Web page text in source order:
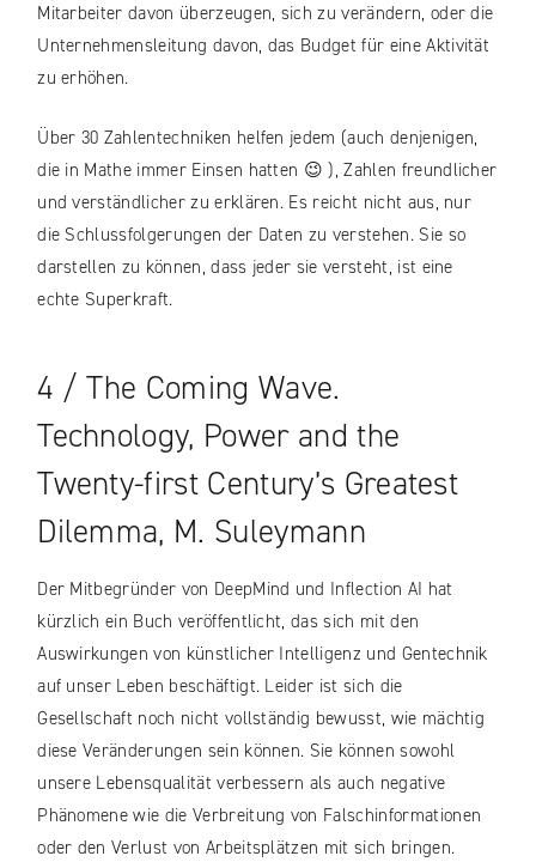
Mitarbeiter davon überzeugen, sich zu verändern, oder die
Unternehmensleitung davon, das Budget für eine Aktivität
zu erhöhen.
Über 30 Zahlentechniken helfen jedem (auch denjenigen,
die in Mathe immer Einsen hatten 😉 ), Zahlen freundlicher
und verständlicher zu erklären. Es reicht nicht aus, nur
die Schlussfolgerungen der Daten zu verstehen. Sie so
darstellen zu können, dass jeder sie versteht, ist eine
echte Superkraft.
4 / The Coming Wave.
Technology, Power and the
Twenty-first Century’s Greatest
Dilemma, M. Suleymann
Der Mitbegründer von DeepMind und Inflection AI hat
kürzlich ein Buch veröffentlicht, das sich mit den
Auswirkungen von künstlicher Intelligenz und Gentechnik
auf unser Leben beschäftigt. Leider ist sich die
Gesellschaft noch nicht vollständig bewusst, wie mächtig
diese Veränderungen sein können. Sie können sowohl
unsere Lebensqualität verbessern als auch negative
Phänomene wie die Verbreitung von Falschinformationen
oder den Verlust von Arbeitsplätzen mit sich bringen.